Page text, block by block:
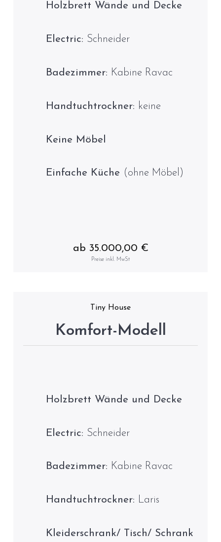
Holzbrett Wände und Decke
Electric: Schneider
Badezimmer: Kabine Ravac
Handtuchtrockner: keine
Keine Möbel
Einfache Küche (ohne Möbel)
ab 35.000,00 €
Preise inkl. MwSt
Tiny House
Komfort-Modell
Holzbrett Wände und Decke
Electric: Schneider
Badezimmer: Kabine Ravac
Handtuchtrockner: Laris
Kleiderschrank/ Tisch/ Schrank